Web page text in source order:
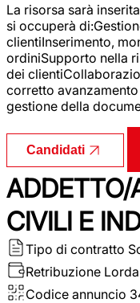
La risorsa sarà
si occuperà
clientiInserimento,
ordiniSupporto nella
dei
corretto
gestione della
Candidati
ADDETTO/
CIVILI E
Tipo di contratto
Retribuzione Lorda
Codice annuncio